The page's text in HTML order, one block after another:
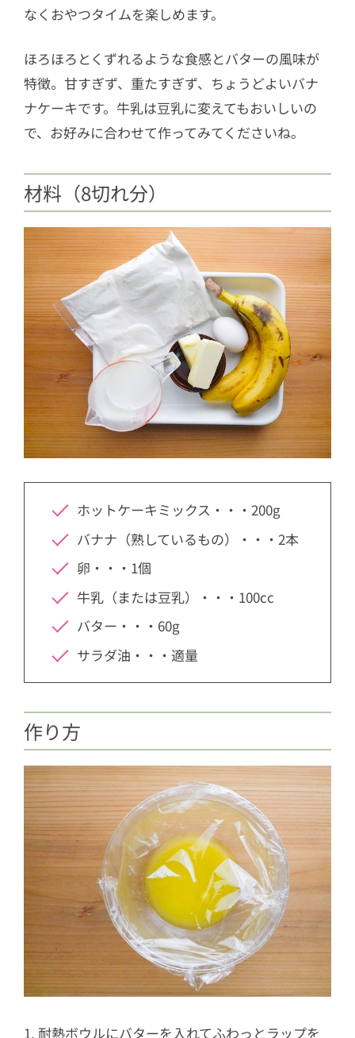
なくおやつタイムを楽しめます。
ほろほろとくずれるような食感とバターの風味が
特徴。甘すぎず、重たすぎず、ちょうどよいバナ
ナケーキです。牛乳は豆乳に変えてもおいしいの
で、お好みに合わせて作ってみてくださいね。
材料（8切れ分）
ホットケーキミックス・・・200g
バナナ（熟しているもの）・・・2本
卵・・・1個
牛乳（または豆乳）・・・100cc
バター・・・60g
サラダ油・・・適量
作り方
1. 耐熱ボウルにバターを入れてふわっとラップを